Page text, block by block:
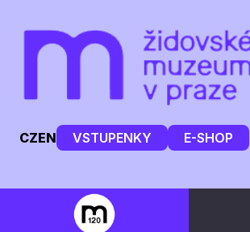
CZEN VSTUPENKY E-SHOP